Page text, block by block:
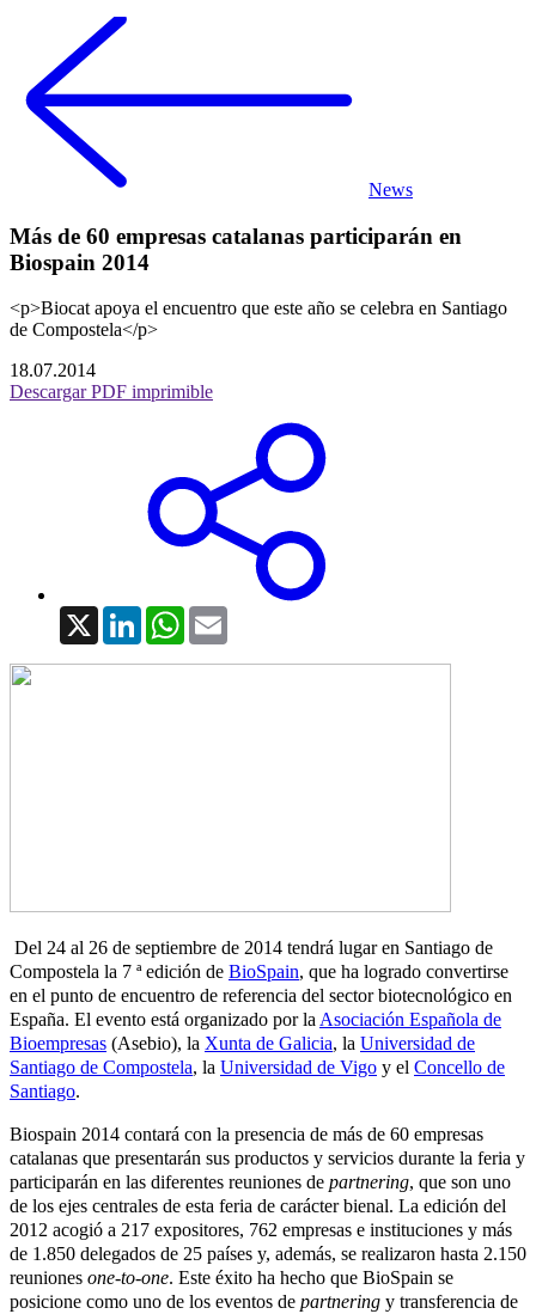
News
Más de 60 empresas catalanas participarán en
Biospain 2014
<p>Biocat apoya el encuentro que este año se celebra en Santiago
de Compostela</p>
18.07.2014
Descargar PDF imprimible
X LinkedInWhatsApp
Del 24 al 26 de septiembre de 2014 tendrá lugar en Santiago de
Compostela la 7 ª edición de BioSpain, que ha logrado convertirse
en el punto de encuentro de referencia del sector biotecnológico en
España. El evento está organizado por laAsociación Española de
Bioempresas (Asebio), la Xunta de Galicia, la Universidad de
Santiago de Compostela, la Universidad de Vigo y el Concello de
Santiago.
Biospain 2014 contará con la presencia de más de 60 empresas
catalanas que presentarán sus productos y servicios durante la feria y
participarán en las diferentes reuniones de partnering, que son uno
de los ejes centrales de esta feria de carácter bienal. La edición del
2012 acogió a 217 expositores, 762 empresas e instituciones y más
de 1.850 delegados de 25 países y, además, se realizaron hasta 2.150
reuniones one-to-one. Este éxito ha hecho que BioSpain se
posicione como uno de los eventos de partnering y transferencia de